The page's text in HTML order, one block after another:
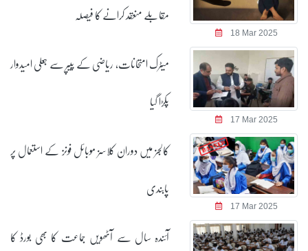
18 Mar 2025
مقابلے منعقد کرانے کا فیصلہ
17 Mar 2025
میٹرک امتحانات، ریاضی کے پیپر سے جعلی امیدوار
پکڑا گیا
17 Mar 2025
کالجز میں دوران کلاسز موبائل فونز کے استعمال پر
پابندی
آئندہ سال سے آٹھویں جماعت کا بھی بورڈ کا